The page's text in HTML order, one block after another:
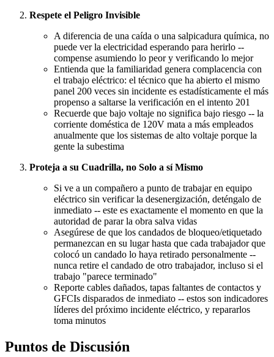
Respete el Peligro Invisible
A diferencia de una caída o una salpicadura química, no
puede ver la electricidad esperando para herirlo --
compense asumiendo lo peor y verificando lo mejor
Entienda que la familiaridad genera complacencia con
el trabajo eléctrico: el técnico que ha abierto el mismo
panel 200 veces sin incidente es estadísticamente el más
propenso a saltarse la verificación en el intento 201
Recuerde que bajo voltaje no significa bajo riesgo -- la
corriente doméstica de 120V mata a más empleados
anualmente que los sistemas de alto voltaje porque la
gente la subestima
Proteja a su Cuadrilla, no Solo a sí Mismo
Si ve a un compañero a punto de trabajar en equipo
eléctrico sin verificar la desenergización, deténgalo de
inmediato -- este es exactamente el momento en que la
autoridad de parar la obra salva vidas
Asegúrese de que los candados de bloqueo/etiquetado
permanezcan en su lugar hasta que cada trabajador que
colocó un candado lo haya retirado personalmente --
nunca retire el candado de otro trabajador, incluso si el
trabajo "parece terminado"
Reporte cables dañados, tapas faltantes de contactos y
GFCIs disparados de inmediato -- estos son indicadores
líderes del próximo incidente eléctrico, y repararlos
toma minutos
Puntos de Discusión